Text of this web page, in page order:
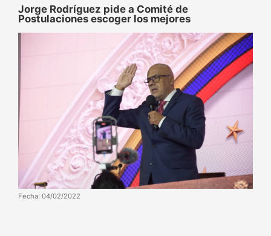
Jorge Rodríguez pide a Comité de
Postulaciones escoger los mejores
Fecha: 04/02/2022